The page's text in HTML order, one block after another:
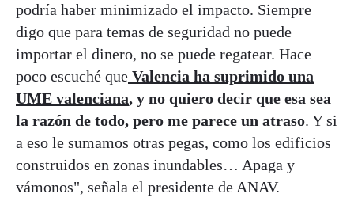
podría haber minimizado el impacto. Siempre
digo que para temas de seguridad no puede
importar el dinero, no se puede regatear. Hace
poco escuché que Valencia ha suprimido una
UME valenciana, y no quiero decir que esa sea
la razón de todo, pero me parece un atraso. Y si
a eso le sumamos otras pegas, como los edificios
construidos en zonas inundables… Apaga y
vámonos", señala el presidente de ANAV.